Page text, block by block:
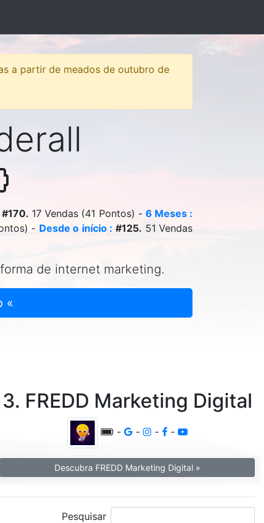
a partir de meados de outubro de
#170. 17 Vendas (41 Pontos) - 6 Meses :
- Desde o início : #125. 51 Vendas
de internet marketing.
«
3. FREDD Marketing Digital
- - - -
Descubra FREDD Marketing Digital »
Pesquisar